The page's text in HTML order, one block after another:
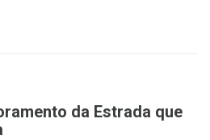
da Estrada que